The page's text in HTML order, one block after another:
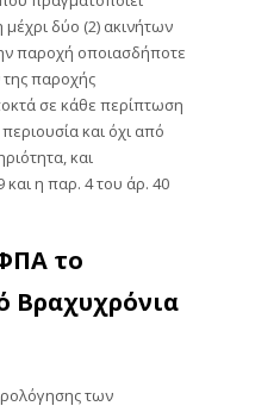
δύο (2) ακινήτων
παροχή οποιασδήποτε
παροχής
σε κάθε περίπτωση
και όχι από
και
και η παρ. 4 του άρ. 40
το
Βραχυχρόνια
των